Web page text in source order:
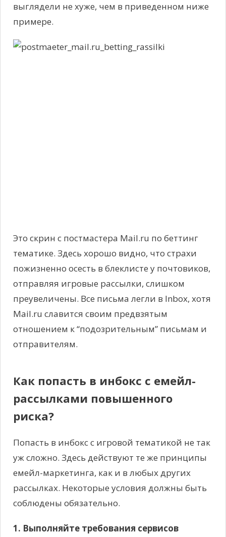
выглядели не хуже, чем в приведенном ниже
примере.
Это скрин с постмастера Mail.ru по беттинг
тематике. Здесь хорошо видно, что страхи
пожизненно осесть в блеклисте у почтовиков,
отправляя игровые рассылки, слишком
преувеличены. Все письма легли в Inbox, хотя
Mail.ru славится своим предвзятым
отношением к “подозрительным” письмам и
отправителям.
Как попасть в инбокс с емейл-
рассылками повышенного
риска?
Попасть в инбокс с игровой тематикой не так
уж сложно. Здесь действуют те же принципы
емейл-маркетинга, как и в любых других
рассылках. Некоторые условия должны быть
соблюдены обязательно.
1. Выполняйте требования сервисов